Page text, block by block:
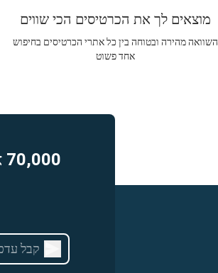
מוצאים לך את הכרטיסים הכי שווים
השוואה מהירה ובטוחה בין כל אתרי הכרטיסים בחיפוש
אחד פשוט
70,000